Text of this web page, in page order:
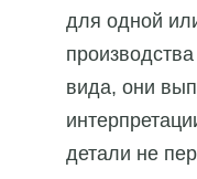
для одной
вида, они
детали не